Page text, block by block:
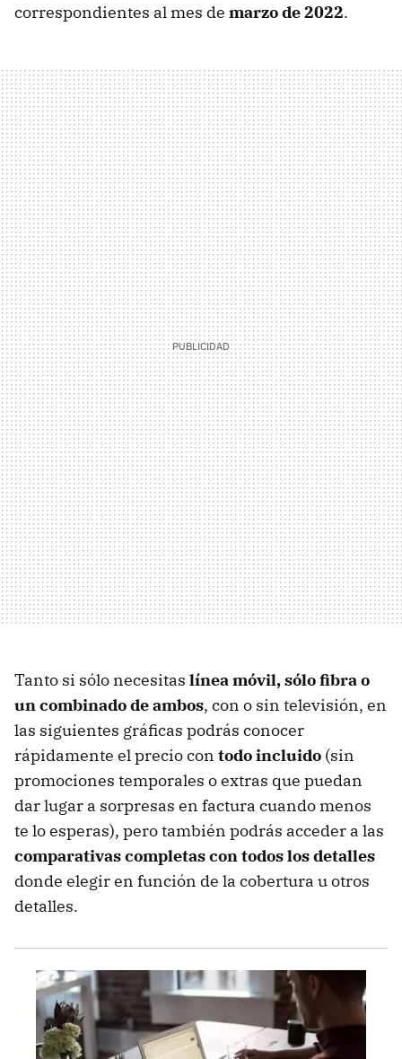
correspondientes al mes de marzo de 2022.
Tanto si sólo necesitas línea móvil, sólo fibra o
un combinado de ambos, con o sin televisión, en
las siguientes gráficas podrás conocer
rápidamente el precio con todo incluido (sin
promociones temporales o extras que puedan
dar lugar a sorpresas en factura cuando menos
te lo esperas), pero también podrás acceder a las
comparativas completas con todos los detalles
donde elegir en función de la cobertura u otros
detalles.